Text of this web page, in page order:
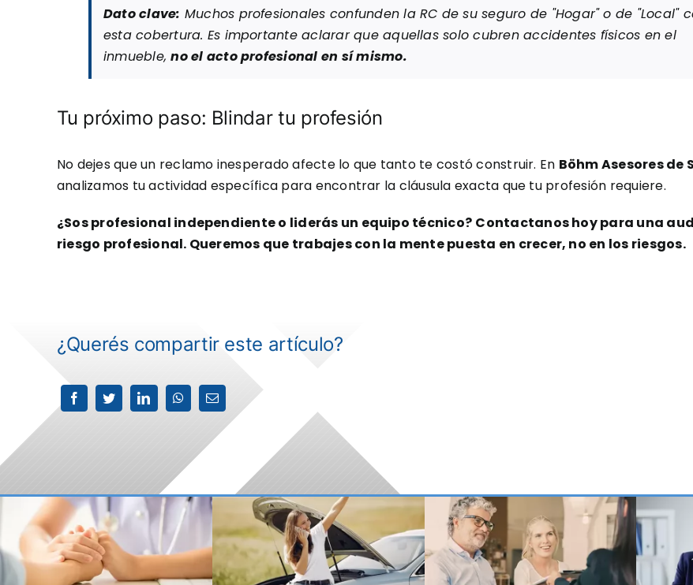
Dato clave: Muchos profesionales confunden la RC de su seguro de "Hogar" o de "Local"
esta cobertura. Es importante aclarar que aquellas solo cubren accidentes físicos en el
inmueble,no el acto profesional en sí mismo.
Tu próximo paso: Blindar tu profesión
No dejes que un reclamo inesperado afecte lo que tanto te costó construir. En Böhm Asesores de
analizamos tu actividad específica para encontrar la cláusula exacta que tu profesión requiere.
¿Sos profesional independiente o liderás un equipo técnico? Contactanos hoy para una
riesgo profesional. Queremos que trabajes con la mente puesta en crecer, no en los riesgos.
¿Querés compartir este artículo?